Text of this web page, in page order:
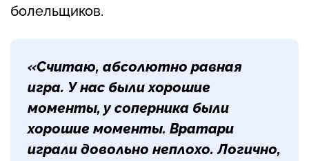
болельщиков.
«Считаю, абсолютно равная
игра. У нас были хорошие
моменты, у соперника были
хорошие моменты. Вратари
играли довольно неплохо. Логично,